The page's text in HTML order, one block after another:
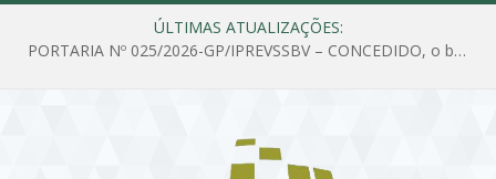
ÚLTIMAS ATUALIZAÇÕES:
PORTARIA Nº 025/2026-GP/IPREVSSBV – CONCEDIDO, o benefício de PENSÃO a MARIA ESTELA DOS SANTOS SOUZA